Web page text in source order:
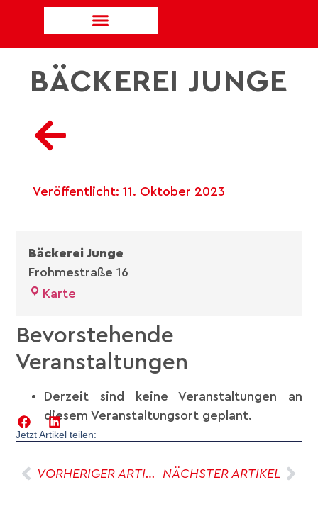
BÄCKEREI JUNGE
Veröffentlicht: 11. Oktober 2023
Bäckerei Junge
Frohmestraße 16
Karte
Bevorstehende
Veranstaltungen
Derzeit sind keine Veranstaltungen an
diesem Veranstaltungsort geplant.
Jetzt Artikel teilen:
VORHERIGER ARTIKEL NÄCHSTER ARTIKEL